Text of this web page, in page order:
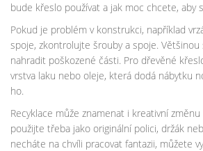
bude křeslo používat a jak moc chcete, aby
Pokud je problém v konstrukci, například
spoje, zkontrolujte šrouby a spoje.
nahradit poškozené části. Pro dřevěné
vrstva laku nebo oleje, která dodá nábytku
ho.
Recyklace může znamenat i kreativní
použijte třeba jako originální polici, držák
necháte na chvíli pracovat fantazii, můžete